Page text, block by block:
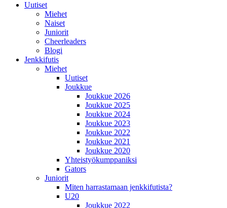
Uutiset
Miehet
Naiset
Juniorit
Cheerleaders
Blogi
Jenkkifutis
Miehet
Uutiset
Joukkue
Joukkue 2026
Joukkue 2025
Joukkue 2024
Joukkue 2023
Joukkue 2022
Joukkue 2021
Joukkue 2020
Yhteistyökumppaniksi
Gators
Juniorit
Miten harrastamaan jenkkifutista?
U20
Joukkue 2022